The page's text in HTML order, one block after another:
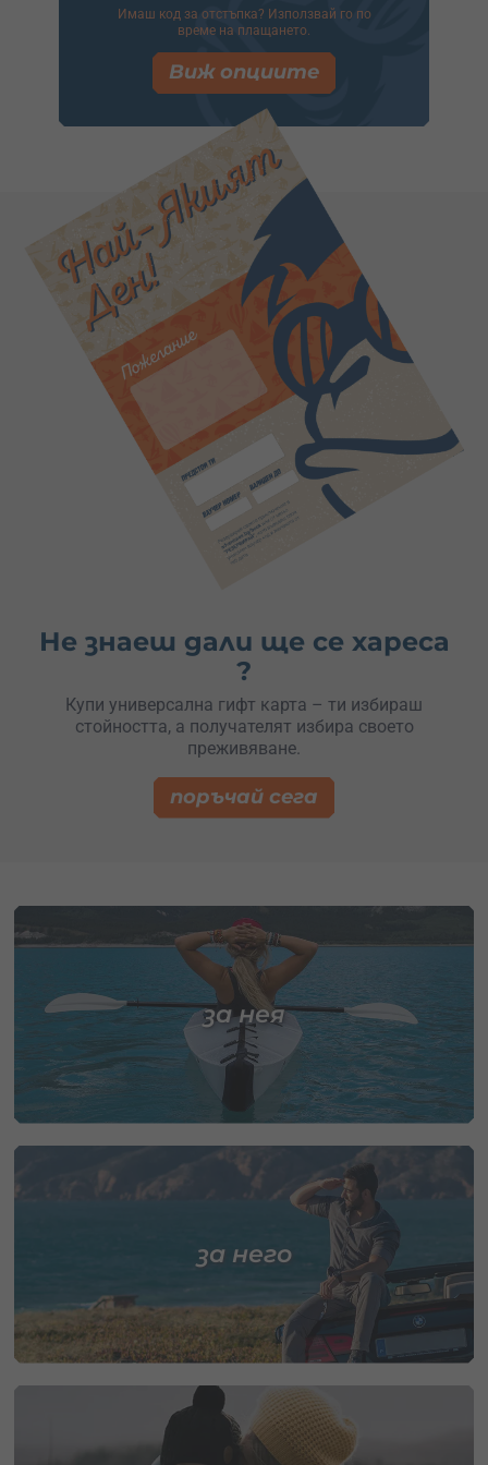
Имаш код за отстъпка? Използвай го по
време на плащането.
Виж опциите
Не знаеш дали ще се хареса
?
Купи универсална гифт карта – ти избираш
стойността, а получателят избира своето
преживяване.
поръчай сега
за нея
за него